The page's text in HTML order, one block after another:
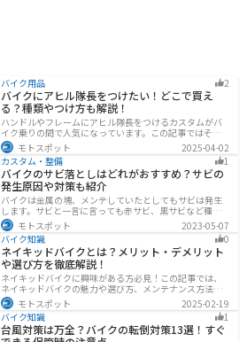
バイク用品 2
バイクにアヒル隊長をつけたい！どこで買え
る？種類やつけ方も解説！
ハンドルやフレームにアヒル隊長をつけるカスタムがバ
イク乗りの間で人気になっています。この記事ではそん
なアヒル隊長について、どこで買えるのかどんな種類が
あるのか、バイクに付ける際の注意点などまとめまし
た。アヒル隊長でオリジナルカスタムをしたい人は参考
にしてください。
モトスポット
2025-04-02
カスタム・整備
1
バイクのサビ落としはどれがおすすめ？サビの
発生原因や対策も紹介
バイクは金属の塊、メンテしていたとしてもサビは発生
します。サビと一言に言っても赤サビ、黒サビなど種類
があります。サビごとに有効なサビ落とし剤は違うの
で、正しいサビ落とし剤を使う必要があります。この記
事ではサビの種類から対処法、オススメのサビ取り剤を
まとめました。
モトスポット
2023-05-07
バイク知識
0
ネイキッドバイクとは？メリット・デメリット
や選び方を徹底解説！
ネイキッドバイクに興味がある方必見！この記事では、
ネイキッドバイクの魅力や選び方、メンテナンス方法な
どを解説しています。実は、ネイキッドバイクは、操作
性に優れており、初心者にも優しいバイクです。この記
事を読めば、ネイキッドバイクへの理解が深まります。
モトスポット
2025-02-19
バイク知識
1
台風対策は万全？バイクの転倒対策13選！すぐ